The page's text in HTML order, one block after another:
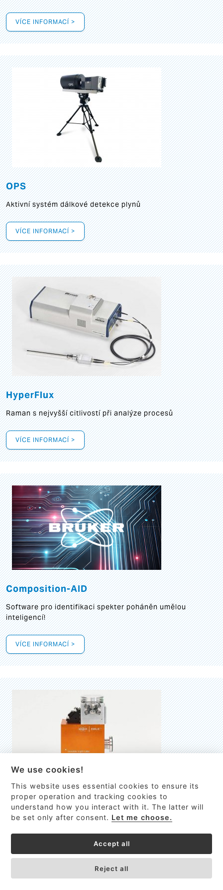
VÍCE INFORMACÍ >
OPS
Aktivní systém dálkové detekce plynů
VÍCE INFORMACÍ >
HyperFlux
Raman s nejvyšší citlivostí při analýze procesů
VÍCE INFORMACÍ >
Composition-AID
Software pro identifikaci spekter poháněn umělou
inteligencí!
VÍCE INFORMACÍ >
EMILIE
První nano-elektro-mechanický (NEMS) FTIR analyzátor
We use cookies!
This website uses essential cookies to ensure its
proper operation and tracking cookies to
understand how you interact with it. The latter will
be set only after consent. Let me choose.
Accept all
Reject all